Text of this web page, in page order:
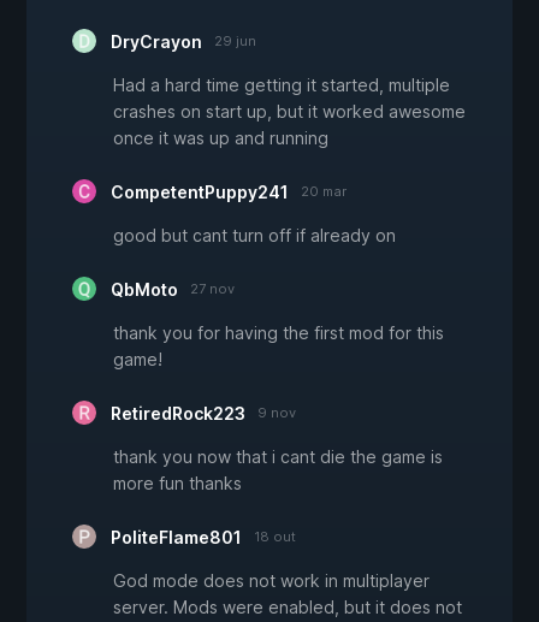
DryCrayon 29 jun
Had a hard time getting it started, multiple
crashes on start up, but it worked awesome
once it was up and running
CompetentPuppy241 20 mar
good but cant turn off if already on
QbMoto 27 nov
thank you for having the first mod for this
game!
RetiredRock223 9 nov
thank you now that i cant die the game is
more fun thanks
PoliteFlame801 18 out
God mode does not work in multiplayer
server. Mods were enabled, but it does not